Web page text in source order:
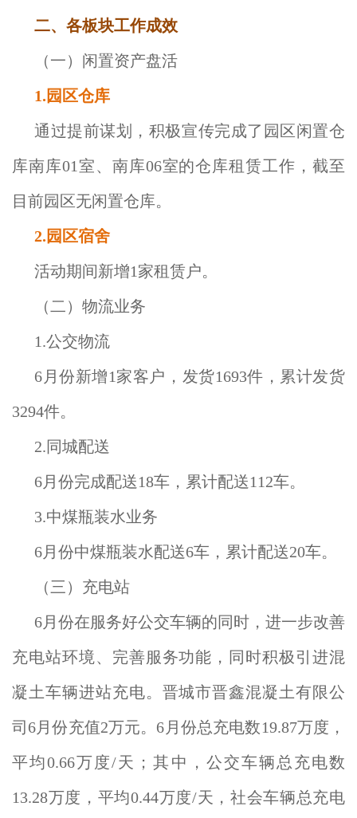
二、各板块工作成效
（一）闲置资产盘活
1.园区仓库
通过提前谋划，积极宣传完成了园区闲置仓
库南库01室、南库06室的仓库租赁工作，截至
目前园区无闲置仓库。
2.园区宿舍
活动期间新增1家租赁户。
（二）物流业务
1.公交物流
6月份新增1家客户，发货1693件，累计发货
3294件。
2.同城配送
6月份完成配送18车，累计配送112车。
3.中煤瓶装水业务
6月份中煤瓶装水配送6车，累计配送20车。
（三）充电站
6月份在服务好公交车辆的同时，进一步改善
充电站环境、完善服务功能，同时积极引进混
凝土车辆进站充电。晋城市晋鑫混凝土有限公
司6月份充值2万元。6月份总充电数19.87万度，
平均0.66万度/天；其中，公交车辆总充电数
13.28万度，平均0.44万度/天，社会车辆总充电